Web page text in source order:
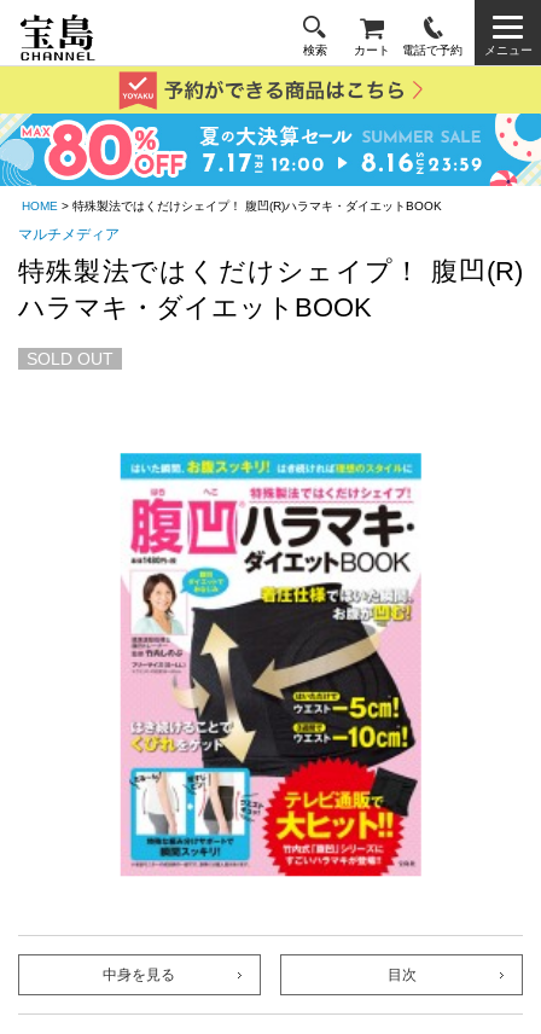
検索 カート 電話で予約 メニュー
HOME > 特殊製法ではくだけシェイプ！ 腹凹(R)ハラマキ・ダイエットBOOK
マルチメディア
特殊製法ではくだけシェイプ！ 腹凹(R)
ハラマキ・ダイエットBOOK
SOLD OUT
中身を見る 目次